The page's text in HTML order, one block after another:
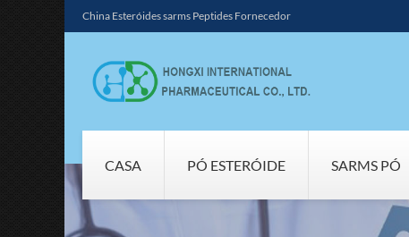
China Esteróides sarms Peptides Fornecedor
CASA PÓ ESTERÓIDE SARMS PÓ